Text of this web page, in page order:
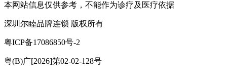
本网站信息仅供参考，不能作为诊疗及医疗依据
深圳尔睦品牌连锁 版权所有
粤ICP备17086850号-2
粤(B)广[2026]第02-02-128号